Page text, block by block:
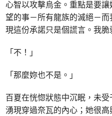
心智以攻擊烏金。重點是要
望的事－所有龍族的滅絕－
現這份承諾只是個謊言。我脆
「不！」
「那麼妳也不是。」
百夏在恍惚狀態中沉眠，未
湧現穿過奈瓦的內心；她很